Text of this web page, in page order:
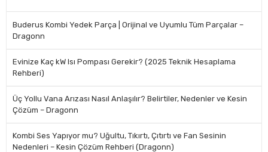
Buderus Kombi Yedek Parça | Orijinal ve Uyumlu Tüm Parçalar –
Dragonn
Evinize Kaç kW Isı Pompası Gerekir? (2025 Teknik Hesaplama
Rehberi)
Üç Yollu Vana Arızası Nasıl Anlaşılır? Belirtiler, Nedenler ve Kesin
Çözüm – Dragonn
Kombi Ses Yapıyor mu? Uğultu, Tıkırtı, Çıtırtı ve Fan Sesinin
Nedenleri – Kesin Çözüm Rehberi (Dragonn)